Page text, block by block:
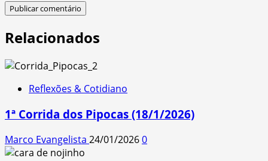
Relacionados
Reflexões & Cotidiano
1ª Corrida dos Pipocas (18/1/2026)
Marco Evangelista 24/01/20260